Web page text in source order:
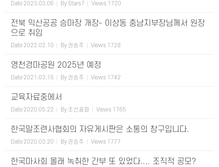
Date 2023.03.06 ByStars7 Views 1720
전북 익산공공 승마장 개장- 이상동 충남지부장님께서 원장
으로 취임
Date 2022.02.10 By 권승주 Views 1728
영천경마공원 2025년 예정
Date 2021.03.16 By 권승주 Views 1742
교육자료중에서
Date 2020.05.22 By 조선골퍼 Views 1765
한국말조련사협회의 자유게시판은 소통의 창구입니다.
Date 2020.03.20 By 권승주 Views 1777
한국마사회 몰래 녹취한 간부 또 있었다.... 조직적 공모?